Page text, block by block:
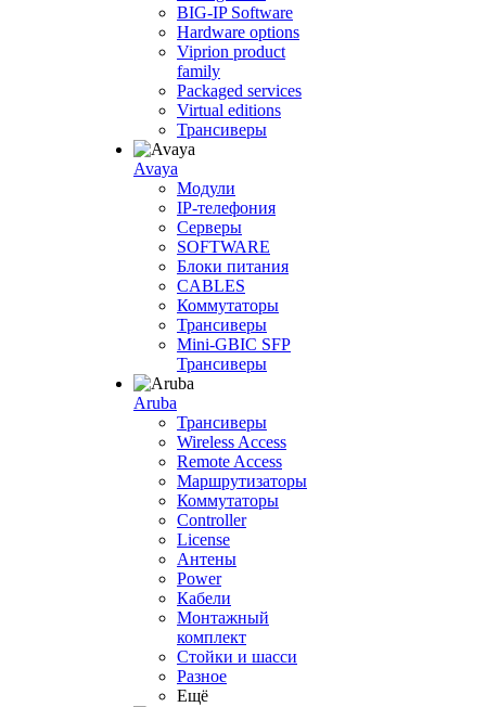
BIG-IP Software
Hardware options
Viprion product
family
Packaged services
Virtual editions
Трансиверы
Avaya
Модули
IP-телефония
Серверы
SOFTWARE
Блоки питания
CABLES
Коммутаторы
Трансиверы
Mini-GBIC SFP
Трансиверы
Aruba
Трансиверы
Wireless Access
Remote Access
Маршрутизаторы
Коммутаторы
Controller
License
Антены
Power
Кабели
Монтажный
комплект
Стойки и шасси
Разное
Ещё